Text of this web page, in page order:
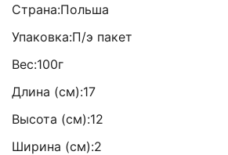
Страна:Польша
Упаковка:П/э пакет
Вес:100г
Длина (см):17
Высота (см):12
Ширина (см):2